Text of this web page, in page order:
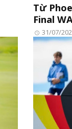
Từ
Final
31/07/